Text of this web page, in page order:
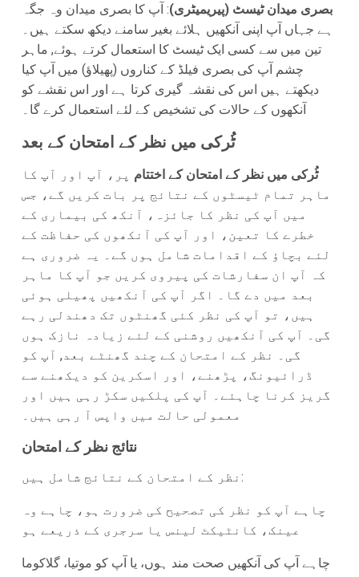
بصری میدان ٹیسٹ (پیریمیٹری): آپ کا بصری میدان وہ جگہ
ہے جہاں آپ اپنی آنکھیں ہلائے بغیر سامنے دیکھ سکتے ہیں۔
تین میں سے کسی ایک ٹیسٹ کا استعمال کرتے ہوئے, ماہر
چشم آپ کی بصری فیلڈ کے کناروں (پھیلاؤ) میں آپ کیا
دیکھتے ہیں اس کی نقشہ گیری کرتا ہے اور اس نقشے کو
آنکھوں کے حالات کی تشخیص کے لئے استعمال کرے گا۔
ٹُرکی میں نظر کے امتحان کے بعد
ٹُرکی میں نظر کے امتحان کے اختتام پر، آپ اور آپ کا
ماہر تمام ٹیسٹوں کے نتائج پر بات کریں گے، جس
میں آپ کی نظر کا جائزہ، آنکھ کی بیماری کے
خطرے کا تعین، اور آپ کی آنکھوں کی حفاظت کے
لئے بچاؤ کے اقدامات شامل ہوں گے۔ یہ ضروری ہے
کہ آپ ان سفارشات کی پیروی کریں جو آپ کا ماہر
بعد میں دے گا۔ اگر آپ کی آنکھیں پھیلی ہوئی
ہیں، تو آپ کی نظر کئی گھنٹوں تک دھندلی رہے
گی۔ آپ کی آنکھیں روشنی کے لئے زیادہ نازک ہوں
گی۔ نظر کے امتحان کے چند گھنٹے بعد, آپ کو
ڈرائیونگ، پڑھنے، اور اسکرین کو دیکھنے سے
گریز کرنا چاہئے۔ آپ کی پلکیں سکڑ رہی ہیں اور
معمولی حالت میں واپس آ رہی ہیں۔
نتائج نظر کے امتحان
نظر کے امتحان کے نتائج شامل ہیں:
چاہے آپ کو نظر کی تصحیح کی ضرورت ہو، چاہے وہ
عینک، کانٹیکٹ لینس یا سرجری کے ذریعے ہو
چاہے آپ کی آنکھیں صحت مند ہوں، یا آپ کو موتیا، گلاکوما